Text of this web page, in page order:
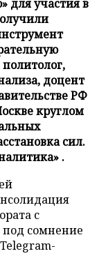
для участия в
доцент
РФ
круглом
сил.
.
с
сомнение
Telegram-